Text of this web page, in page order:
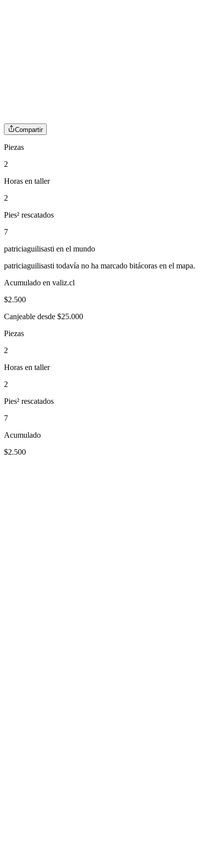
Compartir
Piezas
2
Horas en taller
2
Pies² rescatados
7
patriciaguilisasti en el mundo
patriciaguilisasti todavía no ha marcado bitácoras en el mapa.
Acumulado en valiz.cl
$2.500
Canjeable desde $25.000
Piezas
2
Horas en taller
2
Pies² rescatados
7
Acumulado
$2.500